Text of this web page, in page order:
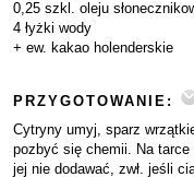
0,25 szkl. oleju
4 łyżki wody
+ ew. kakao holenderskie
PRZYGOTOWANIE:
Cytryny umyj, sparz
pozbyć się chemii. Na
jej nie dodawać, zwł. jeśli